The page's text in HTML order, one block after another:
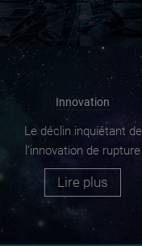
Innovation
Le déclin inquiétant de
l’innovation de rupture
Lire plus